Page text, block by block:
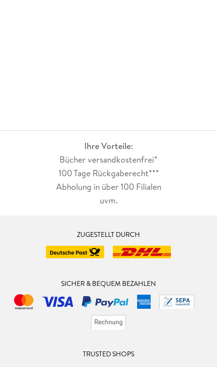
Ihre Vorteile:
Bücher versandkostenfrei*
100 Tage Rückgaberecht***
Abholung in über 100 Filialen
uvm.
ZUGESTELLT DURCH
SICHER & BEQUEM BEZAHLEN
TRUSTED SHOPS